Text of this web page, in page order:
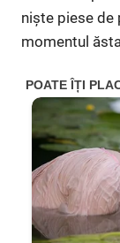
niște piese de
momentul